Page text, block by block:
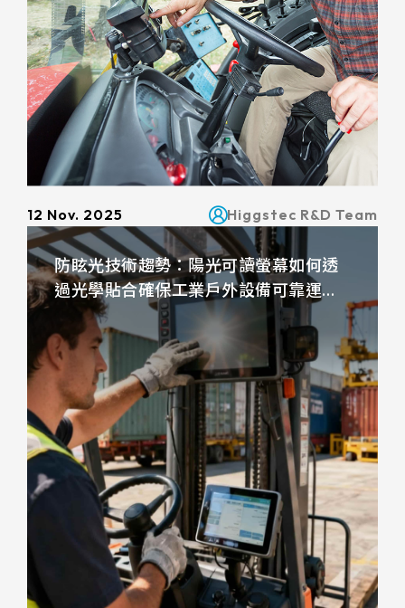
339.53 * 263.5 * 11.28 mm
376.54 * 225.9 * 11.8 mm
375.58 * 308 * 19.95 mm
444 * 264.6 * 14.73 mm
409.27 * 334 * 18.02 mm
511.45 * 302.92 * 13.43 mm
562.98 * 332.4 *12.13 mm
189.35 * 121.77* 1.4 mm
179.96 * 119* 1.4 mm
244.66 *163.3* 1.4 mm
258.98 *161.54* 1.4 mm
240.6 *187.8* 1.4 mm
291.92 *194* 2.1 mm
278.3*216.8* 2.1 mm
328.37 *199.98* 2.1 mm
12 Nov. 2025 Higgstec R&D Team
防眩光技術趨勢：陽光可讀螢幕如何透
過光學貼合確保工業戶外設備可靠運
作？